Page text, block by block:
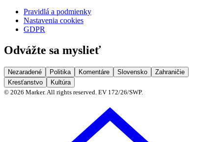
Pravidlá a podmienky
Nastavenia cookies
GDPR
Odvážte sa myslieť
Nezaradené Politika Komentáre Slovensko
Zahraničie
Kresťanstvo
Kultúra
© 2026 Marker. All rights reserved. EV 172/26/SWP.